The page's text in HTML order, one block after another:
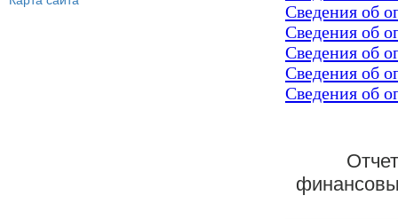
Сведения об
Сведения об
Сведения об
Сведения об
Сведения об